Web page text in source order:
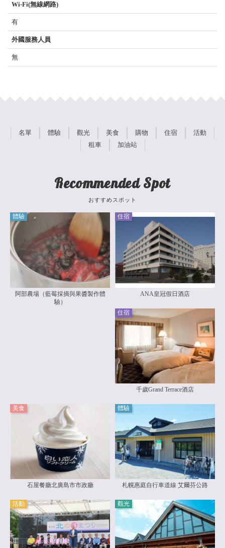
Wi-Fi(無線網路)
有
外國服務人員
無
名單 體驗 觀光 美食 購物 住宿
活動
租車
加油站
Recommended Spot
おすすめスポット
體驗
阿部農場（藍莓採摘與果醬製作體
驗）
住宿
ANA皇冠假日酒店
住宿
千歲Grand Terrace酒店
美食
石屋餐廳北廣島市市政廳
體驗
札幌惠庭自行車道線 艾爾芬公路
活動 觀光